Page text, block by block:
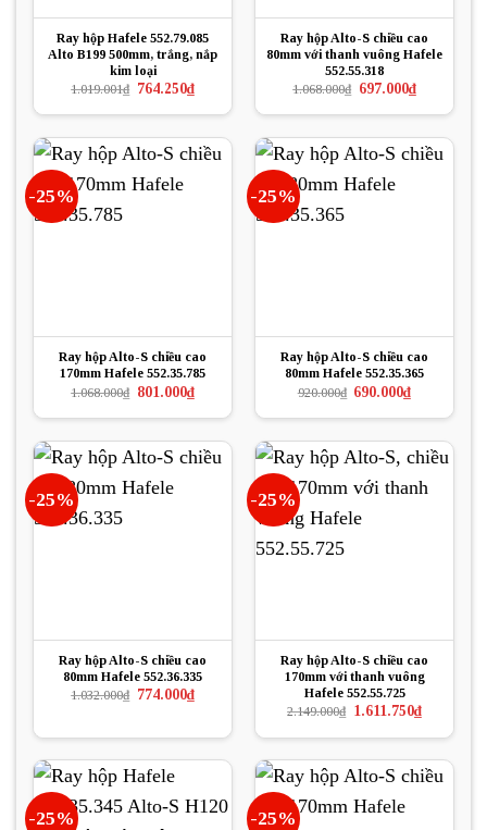
Ray hộp Hafele 552.79.085
Alto B199 500mm, trắng, nắp
kim loại
1.019.001₫ Giá
là:
764.250₫Giá
hiện
tại
764.250₫.
Ray hộp Alto-S chiều cao
80mm với thanh vuông Hafele
552.55.318
1.068.000₫ Giá
là:
697.000₫Giá
hiện
tại
697.000₫.
-25%
Ray hộp Alto-S chiều cao
170mm Hafele 552.35.785
1.068.000₫ Giá
là:
801.000₫Giá
hiện
tại
801.000₫.
-25%
Ray hộp Alto-S chiều cao
80mm Hafele 552.35.365
920.000₫ Giá
là:
690.000₫Giá
hiện
tại
690.000₫.
-25%
Ray hộp Alto-S chiều cao
80mm Hafele 552.36.335
1.032.000₫ Giá
774.000₫Giá
hiện
-25%
Ray hộp Alto-S chiều cao
170mm với thanh vuông
Hafele 552.55.725
2.149.000₫ Giá
là:
1.611.750₫Giá
hiện
tại
1.611.750₫.
-25% -25%